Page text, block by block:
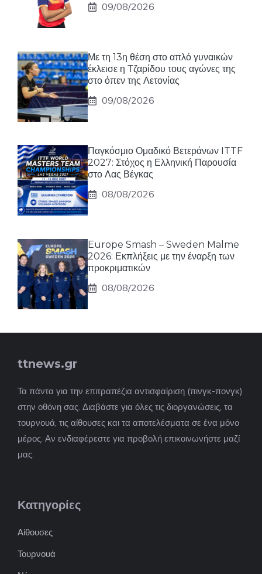
09/08/2026
Με τη 13η θέση στο απλό γυναικών
έκλεισε η Τζαρίδου τους αγώνες της
στο όπεν της Λετονίας
09/08/2026
Παγκόσμιο Ομαδικό Βετεράνων ITTF
2027: Στόχος η Ελληνική Παρουσία
στο Λας Βέγκας
08/08/2026
Europe Smash – Sweden Malme
2026: Εκπλήξεις με την έναρξη των
προκριματικών
08/08/2026
ttnews.gr
Τα πάντα για την επιτραπέζια αντισφαίριση (πινγκ-πονγκ)
στην οθόνη σας. Διαβάστε για όλες τις διοργανώσεις, τα
τουρνουά, τις αίθουσες και τα αποτελέσματα σε ένα μόνο
μέρος. Αν ενδιαφέρεστε για προβολή επικοινωνήστε μαζί
μας.
Κατηγορίες
Αίθουσες
Τουρνουά